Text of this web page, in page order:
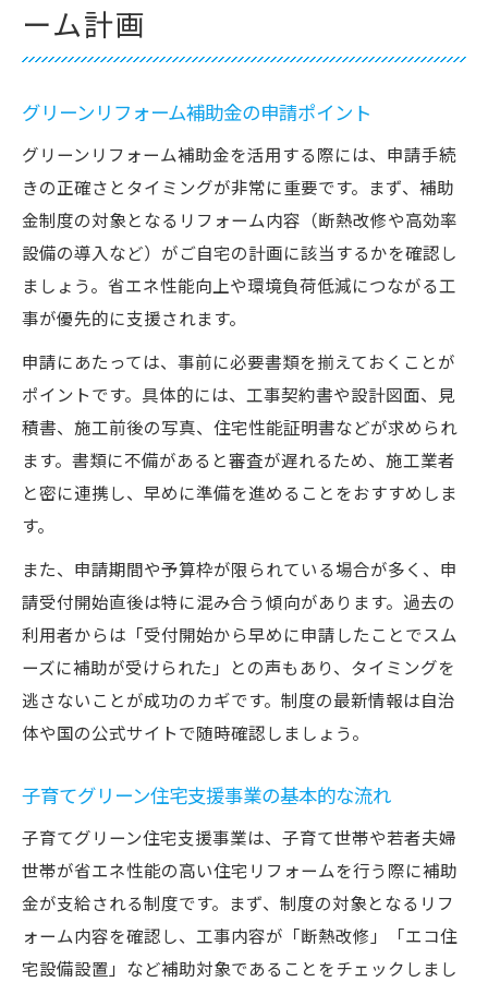
ーム計画
グリーンリフォーム補助金の申請ポイント
グリーンリフォーム補助金を活用する際には、申請手続
きの正確さとタイミングが非常に重要です。まず、補助
金制度の対象となるリフォーム内容（断熱改修や高効率
設備の導入など）がご自宅の計画に該当するかを確認し
ましょう。省エネ性能向上や環境負荷低減につながる工
事が優先的に支援されます。
申請にあたっては、事前に必要書類を揃えておくことが
ポイントです。具体的には、工事契約書や設計図面、見
積書、施工前後の写真、住宅性能証明書などが求められ
ます。書類に不備があると審査が遅れるため、施工業者
と密に連携し、早めに準備を進めることをおすすめしま
す。
また、申請期間や予算枠が限られている場合が多く、申
請受付開始直後は特に混み合う傾向があります。過去の
利用者からは「受付開始から早めに申請したことでスム
ーズに補助が受けられた」との声もあり、タイミングを
逃さないことが成功のカギです。制度の最新情報は自治
体や国の公式サイトで随時確認しましょう。
子育てグリーン住宅支援事業の基本的な流れ
子育てグリーン住宅支援事業は、子育て世帯や若者夫婦
世帯が省エネ性能の高い住宅リフォームを行う際に補助
金が支給される制度です。まず、制度の対象となるリフ
ォーム内容を確認し、工事内容が「断熱改修」「エコ住
宅設備設置」など補助対象であることをチェックしまし